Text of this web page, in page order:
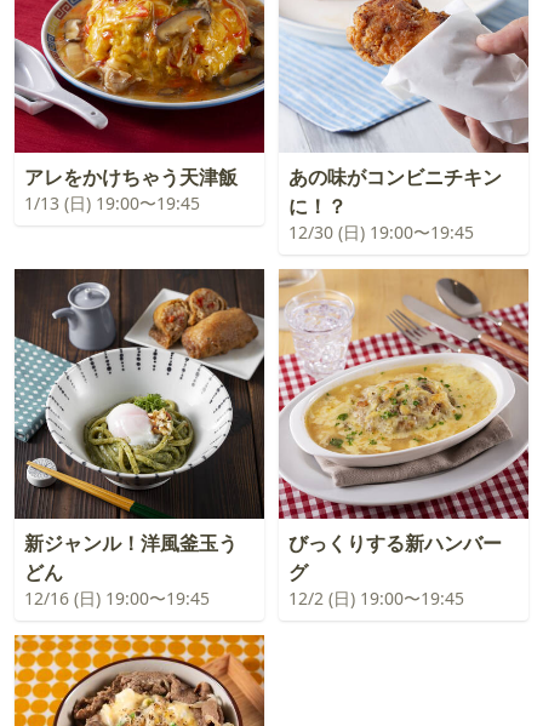
アレをかけちゃう天津飯
1/13 (日) 19:00〜19:45
あの味がコンビニチキン
に！？
12/30 (日) 19:00〜19:45
新ジャンル！洋風釜玉う
どん
12/16 (日) 19:00〜19:45
びっくりする新ハンバー
グ
12/2 (日) 19:00〜19:45